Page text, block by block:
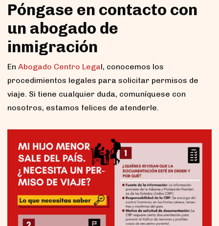
Póngase en contacto con
un abogado de
inmigración
En Abogado Centro Legal, conocemos los
procedimientos legales para solicitar permisos de
viaje. Si tiene cualquier duda, comuníquese con
nosotros, estamos felices de atenderle.